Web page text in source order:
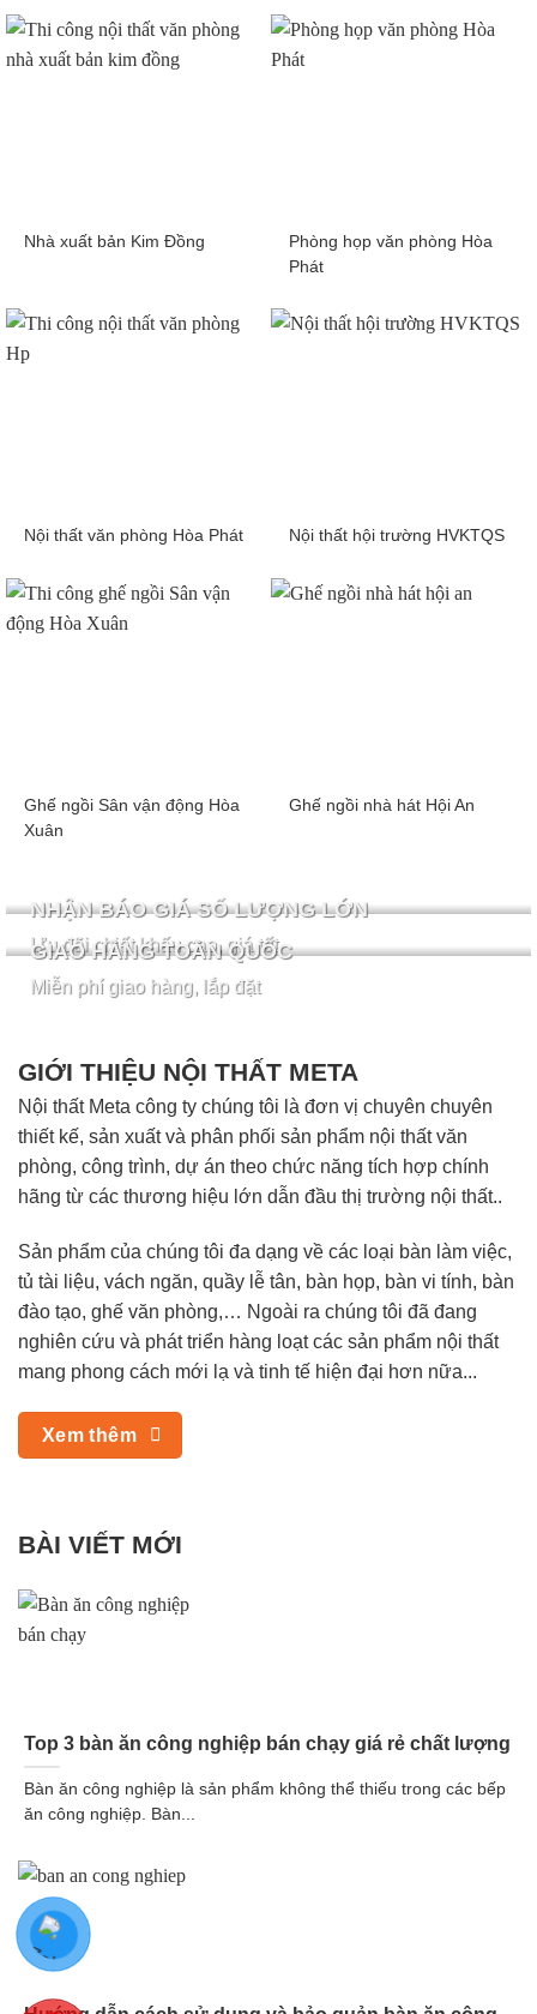
Nhà xuất bản Kim Đồng
Phòng họp văn phòng Hòa
Phát
Nội thất văn phòng Hòa Phát Nội thất hội trường HVKTQS
Ghế ngồi Sân vận động Hòa
Xuân
Ghế ngồi nhà hát Hội An
NHẬN BÁO GIÁ SỐ LƯỢNG LỚN
Ưu đãi chiết khấu cao, giá tốt
GIAO HÀNG TOÀN QUỐC
Miễn phí giao hàng, lắp đặt
GIỚI THIỆU NỘI THẤT META
Nội thất Meta công ty chúng tôi là đơn vị chuyên chuyên
thiết kế, sản xuất và phân phối sản phẩm nội thất văn
phòng, công trình, dự án theo chức năng tích hợp chính
hãng từ các thương hiệu lớn dẫn đầu thị trường nội thất..
Sản phẩm của chúng tôi đa dạng về các loại bàn làm việc,
tủ tài liệu, vách ngăn, quầy lễ tân, bàn họp, bàn vi tính, bàn
đào tạo, ghế văn phòng,… Ngoài ra chúng tôi đã đang
nghiên cứu và phát triển hàng loạt các sản phẩm nội thất
mang phong cách mới lạ và tinh tế hiện đại hơn nữa...
Xem thêm
BÀI VIẾT MỚI
Top 3 bàn ăn công nghiệp bán chạy giá rẻ chất lượng
Bàn ăn công nghiệp là sản phẩm không thể thiếu trong các bếp
ăn công nghiệp. Bàn...